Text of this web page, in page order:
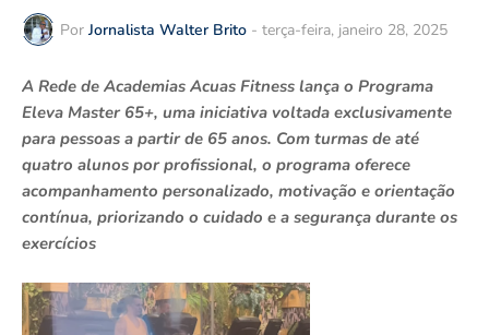
Por Jornalista Walter Brito - terça-feira, janeiro 28, 2025
A Rede de Academias Acuas Fitness lança o Programa
Eleva Master 65+, uma iniciativa voltada exclusivamente
para pessoas a partir de 65 anos. Com turmas de até
quatro alunos por profissional, o programa oferece
acompanhamento personalizado, motivação e orientação
contínua, priorizando o cuidado e a segurança durante os
exercícios